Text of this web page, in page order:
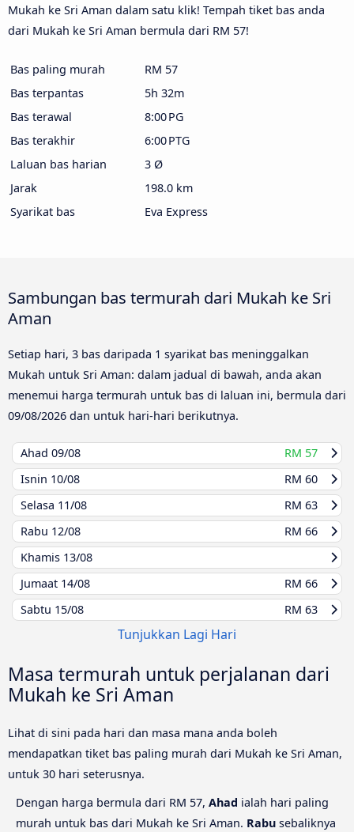
Mukah ke Sri Aman dalam satu klik! Tempah tiket bas anda
dari Mukah ke Sri Aman bermula dari RM 57!
Bas paling murah
RM 57
Bas terpantas
5h 32m
Bas terawal
8:00 PG
Bas terakhir
6:00 PTG
Laluan bas harian
3 Ø
Jarak
198.0 km
Syarikat bas
Eva Express
Sambungan bas termurah dari Mukah ke Sri
Aman
Setiap hari, 3 bas daripada 1 syarikat bas meninggalkan
Mukah untuk Sri Aman: dalam jadual di bawah, anda akan
menemui harga termurah untuk bas di laluan ini, bermula dari
09/08/2026 dan untuk hari-hari berikutnya.
Ahad 09/08
RM 57
Isnin 10/08
RM 60
Selasa 11/08
RM 63
Rabu 12/08
RM 66
Khamis 13/08
Jumaat 14/08
RM 66
Sabtu 15/08 RM 63
Tunjukkan Lagi Hari
Masa termurah untuk perjalanan dari
Mukah ke Sri Aman
Lihat di sini pada hari dan masa mana anda boleh
mendapatkan tiket bas paling murah dari Mukah ke Sri Aman,
untuk 30 hari seterusnya.
Dengan harga bermula dari RM 57, Ahad ialah hari paling
murah untuk bas dari Mukah ke Sri Aman. Rabu sebaliknya